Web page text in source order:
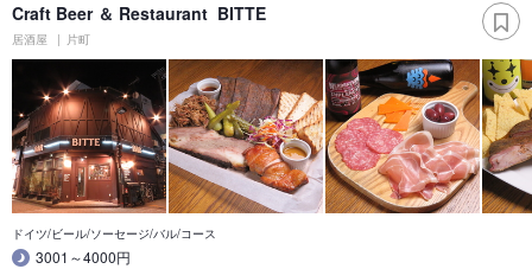
Craft Beer ＆ Restaurant BITTE
居酒屋 片町
ドイツ/ビール/ソーセージ/バル/コース
3001～4000円